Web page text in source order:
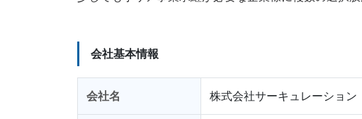
会社基本情報
会社名 株式会社サーキュレーション